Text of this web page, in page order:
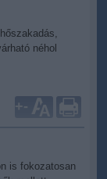
néhol
+-
is fokozatosan